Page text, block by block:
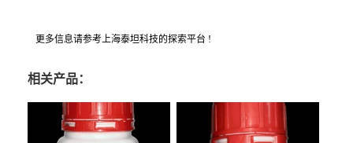
更多信息请参考上海泰坦科技的探索平台 !
相关产品：